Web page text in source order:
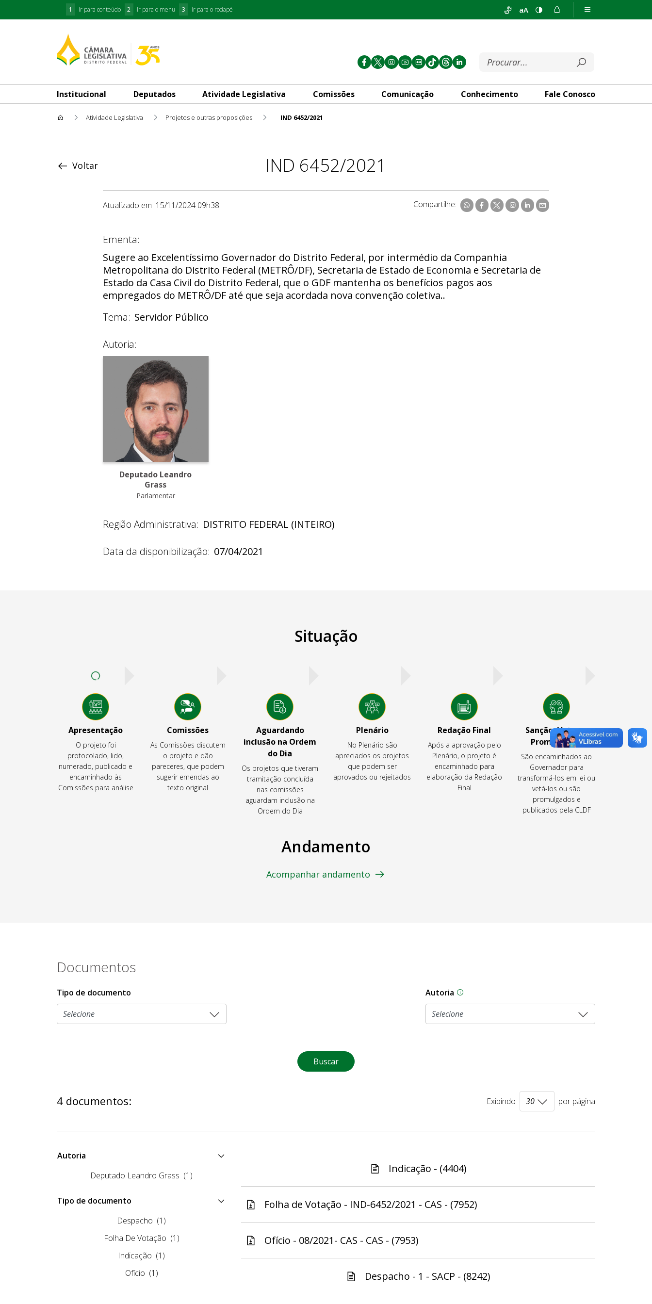
1 Ir para conteúdo 2 Ir para o menu 3 Ir para o rodapé aA
Institucional Deputados Atividade Legislativa Comissões Comunicação Conhecimento Fale Conosco
Atividade Legislativa Projetos e outras proposições IND 6452/2021
IND 6452/2021
Voltar
Atualizado em 15/11/2024 09h38 Compartilhe:
Ementa:
Sugere ao Excelentíssimo Governador do Distrito Federal, por intermédio da Companhia
Metropolitana do Distrito Federal (METRÔ/DF), Secretaria de Estado de Economia e Secretaria de
Estado da Casa Civil do Distrito Federal, que o GDF mantenha os benefícios pagos aos
empregados do METRÔ/DF até que seja acordada nova convenção coletiva..
Tema: Servidor Público
Autoria:
Deputado Leandro
Grass
Parlamentar
Região Administrativa: DISTRITO FEDERAL (INTEIRO)
Data da disponibilização: 07/04/2021
Situação
Apresentação
O projeto foi
protocolado, lido,
numerado, publicado e
encaminhado às
Comissões para análise
Comissões
As Comissões discutem
o projeto e dão
pareceres, que podem
sugerir emendas ao
texto original
Aguardando
inclusão na Ordem
do Dia
Os projetos que tiveram
tramitação concluída
nas comissões
aguardam inclusão na
Ordem do Dia
Plenário
No Plenário são
apreciados os projetos
que podem ser
aprovados ou rejeitados
Redação Final
Após a aprovação pelo
Plenário, o projeto é
encaminhado para
elaboração da Redação
Final
Sanção, Veto ou
Promulgação
São encaminhados ao
Governador para
transformá-los em lei ou
vetá-los ou são
promulgados e
publicados pela CLDF
Andamento
Acompanhar andamento
Documentos
Tipo de documento Autoria As proposições legislativas na CLDF podem ser
Buscar
4 documentos: Exibindo por página
Autoria
Deputado Leandro Grass (1)
Tipo de documento
Despacho (1)
Folha De Votação (1)
Indicação (1)
Ofício (1)
Indicação - (4404)
Folha de Votação - IND-6452/2021 - CAS - (7952)
Ofício - 08/2021- CAS - CAS - (7953)
Despacho - 1 - SACP - (8242)